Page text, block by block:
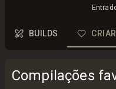
BUILDS
Compilações